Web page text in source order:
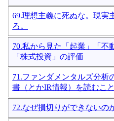
69.理想主義に死ぬな。現実
ろ。
70.私から見た「起業」「不
「株式投資」の評価
71.ファンダメンタルズ分析
書（とかIR情報）を読むこと
72.なぜ損切りができないの